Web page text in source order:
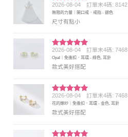
評分4
滿分 5
2026-08-04 訂單末4碼: 8142
無限的力量｜開口戒．戒指 - 銀色
尺寸有點小
評分5 滿
分 5
2026-08-04 訂單末4碼: 7468
Opal｜免後扣．耳環 - 綠色, 耳針
款式美好搭配
評分5 滿
分 5
2026-08-04 訂單末4碼: 7468
花的嫁紗｜免後扣．耳環 - 金色, 耳針
款式美好搭配